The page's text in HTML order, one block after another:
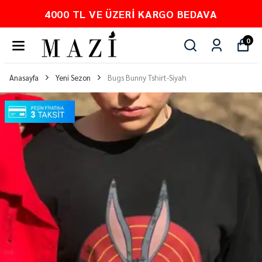
4000 TL VE ÜZERI KARGO BEDAVA
0
Anasayfa Yeni Sezon Bugs Bunny Tshirt-Siyah